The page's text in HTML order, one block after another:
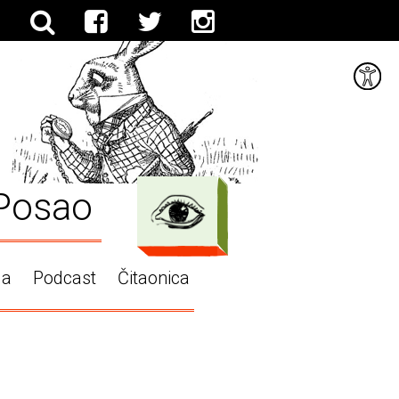
Podcast Čitaonica